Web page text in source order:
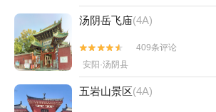
汤阴岳飞庙(4A)


409条评论
安阳·汤阴县
五岩山景区(4A)